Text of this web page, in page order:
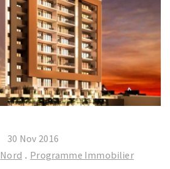
30 Nov 2016
Nord . Programme Immobilier